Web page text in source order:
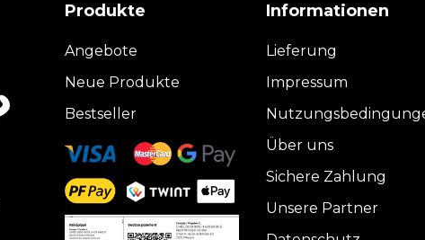
Produkte
Angebote
Neue Produkte
Bestseller
Informationen
Lieferung
Impressum
Über uns
Sichere Zahlung
Unsere Partner